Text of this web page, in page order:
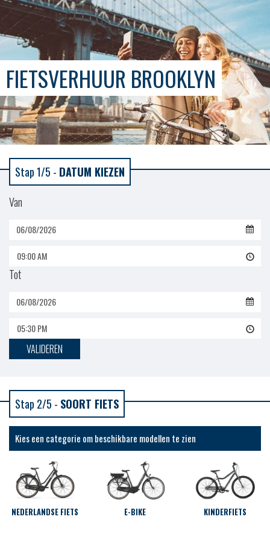
FIETSVERHUUR BROOKLYN
Stap 1/5 - DATUM KIEZEN
Van
09:00 AM
Tot
05:30 PM
VALIDEREN
Stap 2/5 - SOORT FIETS
Kies een categorie om beschikbare modellen te zien
NEDERLANDSE FIETS E-BIKE KINDERFIETS